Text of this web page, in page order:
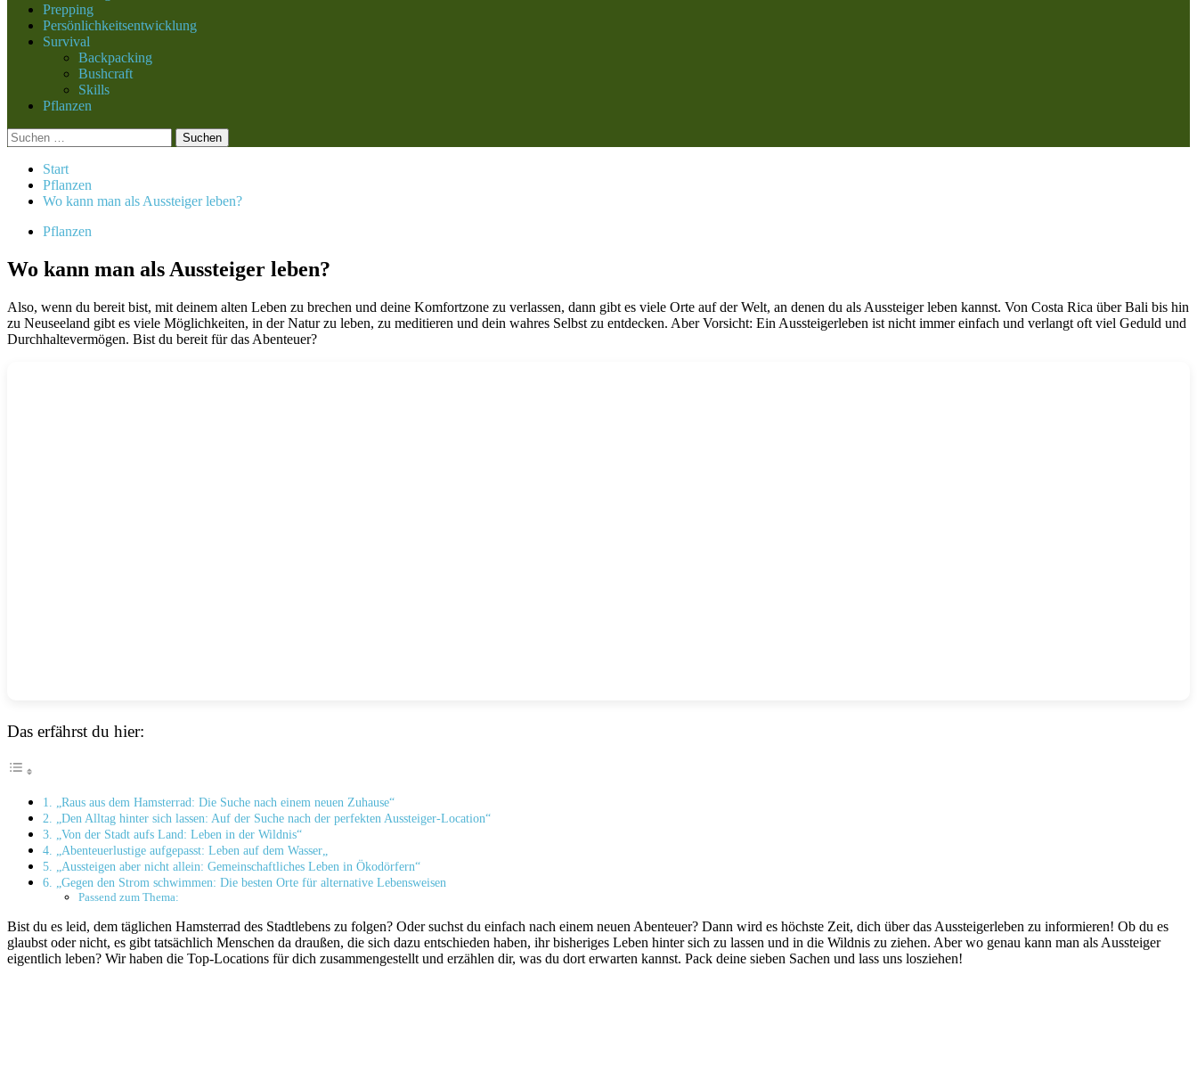
Prepping
Persönlichkeitsentwicklung
Survival
Backpacking
Bushcraft
Skills
Pflanzen
Suchen
nach:
Start
Pflanzen
Wo kann man als Aussteiger leben?
Pflanzen
Wo kann man als Aussteiger leben?
Also, wenn du bereit bist, mit deinem alten Leben zu brechen und deine Komfortzone zu verlassen, dann gibt es viele Orte auf der Welt, an denen du als Aussteiger leben kannst. Von Costa Rica über Bali bis hin
zu Neuseeland gibt es viele Möglichkeiten, in der Natur zu leben, zu meditieren und dein wahres Selbst zu entdecken. Aber Vorsicht: Ein Aussteigerleben ist nicht immer einfach und verlangt oft viel Geduld und
Durchhaltevermögen. Bist du bereit für das Abenteuer?
Das erfährst du hier:
1. „Raus aus dem Hamsterrad: Die Suche nach einem neuen Zuhause“
2. „Den Alltag hinter sich lassen: Auf der Suche nach der perfekten Aussteiger-Location“
3. „Von der Stadt aufs Land: Leben in der Wildnis“
4. „Abenteuerlustige aufgepasst: Leben auf dem Wasser„
5. „Aussteigen aber nicht allein: Gemeinschaftliches Leben in Ökodörfern“
6. „Gegen den Strom schwimmen: Die besten Orte für alternative Lebensweisen
Passend zum Thema:
Bist du es leid, dem täglichen Hamsterrad des Stadtlebens zu folgen? Oder suchst du einfach nach einem neuen Abenteuer? Dann wird es höchste Zeit, dich über das Aussteigerleben zu informieren! Ob du es
glaubst oder nicht, es gibt tatsächlich Menschen da draußen, die sich dazu entschieden haben, ihr bisheriges Leben hinter sich zu lassen und in die Wildnis zu ziehen. Aber wo genau kann man als Aussteiger
eigentlich leben? Wir haben die Top-Locations für dich zusammengestellt und erzählen dir, was du dort erwarten kannst. Pack deine sieben Sachen und lass uns losziehen!